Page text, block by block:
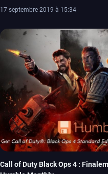
17 septembre 2019 à 15:34
Call of Duty Black Ops 4 :